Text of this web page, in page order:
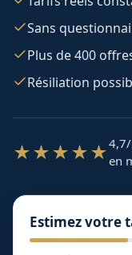
Sans
Plus de 400
Résiliation
★★★★★4,7/
en
Estimez votre